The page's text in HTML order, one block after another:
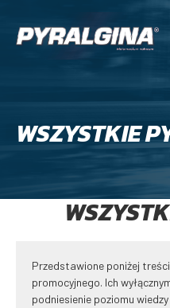
WSZYSTKIE
Przedstawione poniżej
promocyjnego. Ich
podniesienie poziomu